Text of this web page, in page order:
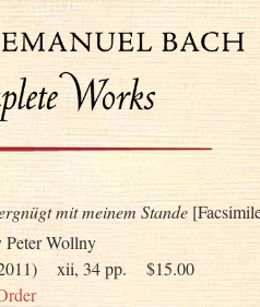
mit meinem Stande
Peter Wollny
xii, 34 pp.
$15.00